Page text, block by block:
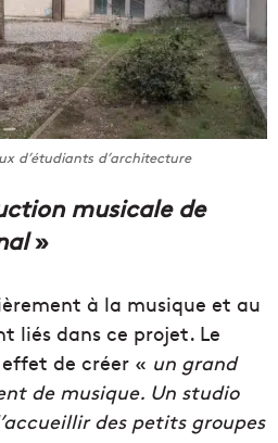
d’étudiants d’architecture
musicale de
»
à la musique et au
liés dans ce projet. Le
de créer « un grand
de musique. Un studio
des petits groupes